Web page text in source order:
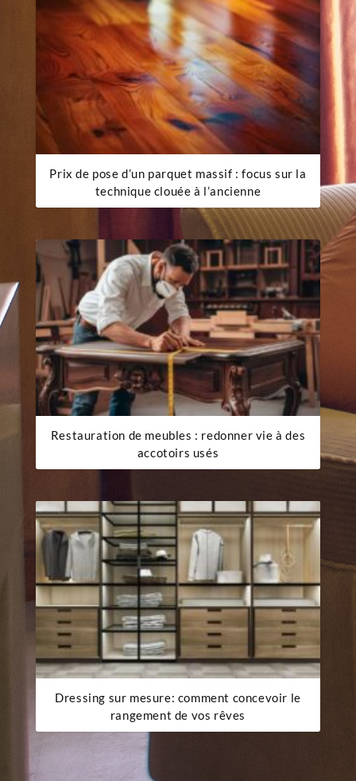
Prix de pose d’un parquet massif : focus sur la
technique clouée à l’ancienne
Restauration de meubles : redonner vie à des
accotoirs usés
Dressing sur mesure: comment concevoir le
rangement de vos rêves